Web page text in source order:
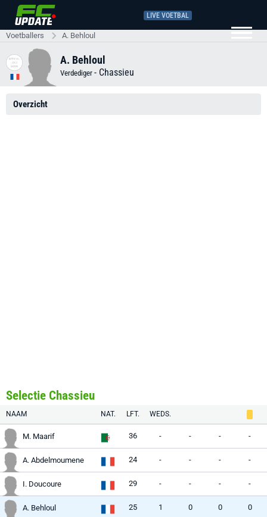
LIVE VOETBAL
Voetballers A. Behloul
A. Behloul
Verdediger - Chassieu
Overzicht
Selectie Chassieu
NAAM NAT. LFT. WEDS.
M. Maarif 36 - - - -
A. Abdelmoumene 24 - - - -
I. Doucoure 29 - - - -
A. Behloul 25 1 0 0 0